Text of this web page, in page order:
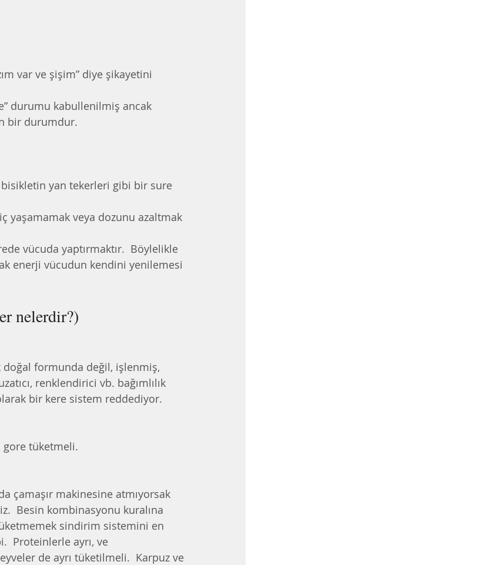
var ve şişim” diye şikayetini
durumu kabullenilmiş ancak
bir durumdur.
bisikletin yan tekerleri gibi bir sure
yaşamamak veya dozunu azaltmak
vücuda yaptırmaktır.  Böylelikle
enerji vücudun kendini yenilemesi
nelerdir?)
doğal formunda değil, işlenmiş,
renklendirici vb. bağımlılık
bir kere sistem reddediyor.
gore tüketmeli.
çamaşır makinesine atmıyorsak
Besin kombinasyonu kuralına
sindirim sistemini en
Proteinlerle ayrı, ve
de ayrı tüketilmeli.  Karpuz ve